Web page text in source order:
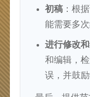
初稿 ：根
能需要多次
进行修改
和编辑，
误，并鼓